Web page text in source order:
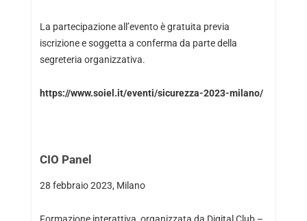
La partecipazione all’evento è gratuita previa
iscrizione e soggetta a conferma da parte della
segreteria organizzativa.
https://www.soiel.it/eventi/sicurezza-2023-milano/
CIO Panel
28 febbraio 2023, Milano